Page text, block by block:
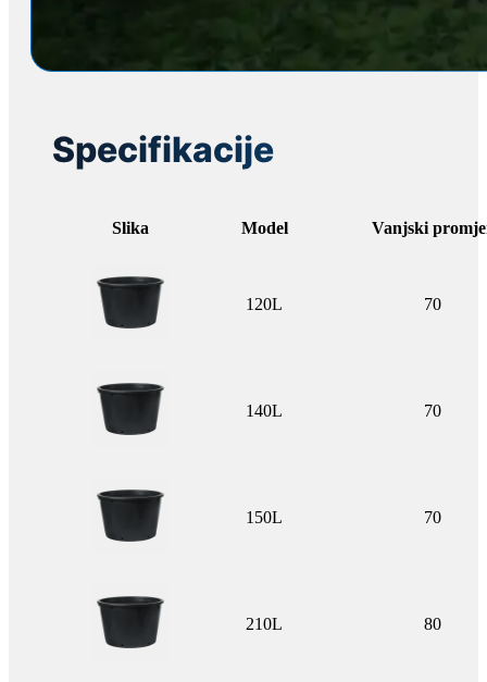
Specifikacije
Slika Model Vanjski
120L 70
140L 70
150L 70
210L 80